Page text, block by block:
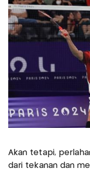
Akan tetapi,
dari tekanan dan